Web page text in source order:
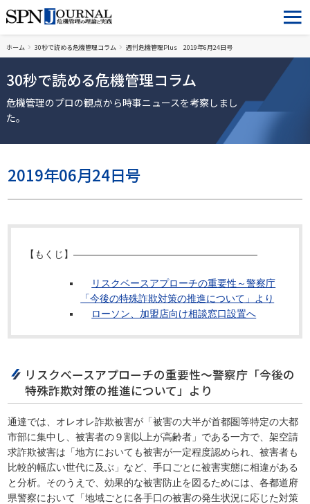
ホーム 30秒で読める危機管理コラム 週刊危機管理Plus 2019年6月24日号
30秒で読める危機管理コラム
危機管理のプロの観点から時事ニュースを考察しまし
た。
2019年06月24日号
【もくじ】―――――――――――――――――――
リスクベースアプローチの重要性～警察庁
「今後の特殊詐欺対策の推進について」より
ローソン、加盟店向け相談窓口設置へ
リスクベースアプローチの重要性～警察庁「今後の
特殊詐欺対策の推進について」より
通達では、オレオレ詐欺被害が「被害の大半が首都圏等特定の大都
市部に集中し、被害者の９割以上が高齢者」である一方で、架空請
求詐欺被害は「地方においても被害が一定程度認められ、被害者も
比較的幅広い世代に及ぶ」など、手口ごとに被害実態に相違がある
と分析。そのうえで、効果的な被害防止を図るためには、各都道府
県警察において「地域ごとに各手口の被害の発生状況に応じた対策